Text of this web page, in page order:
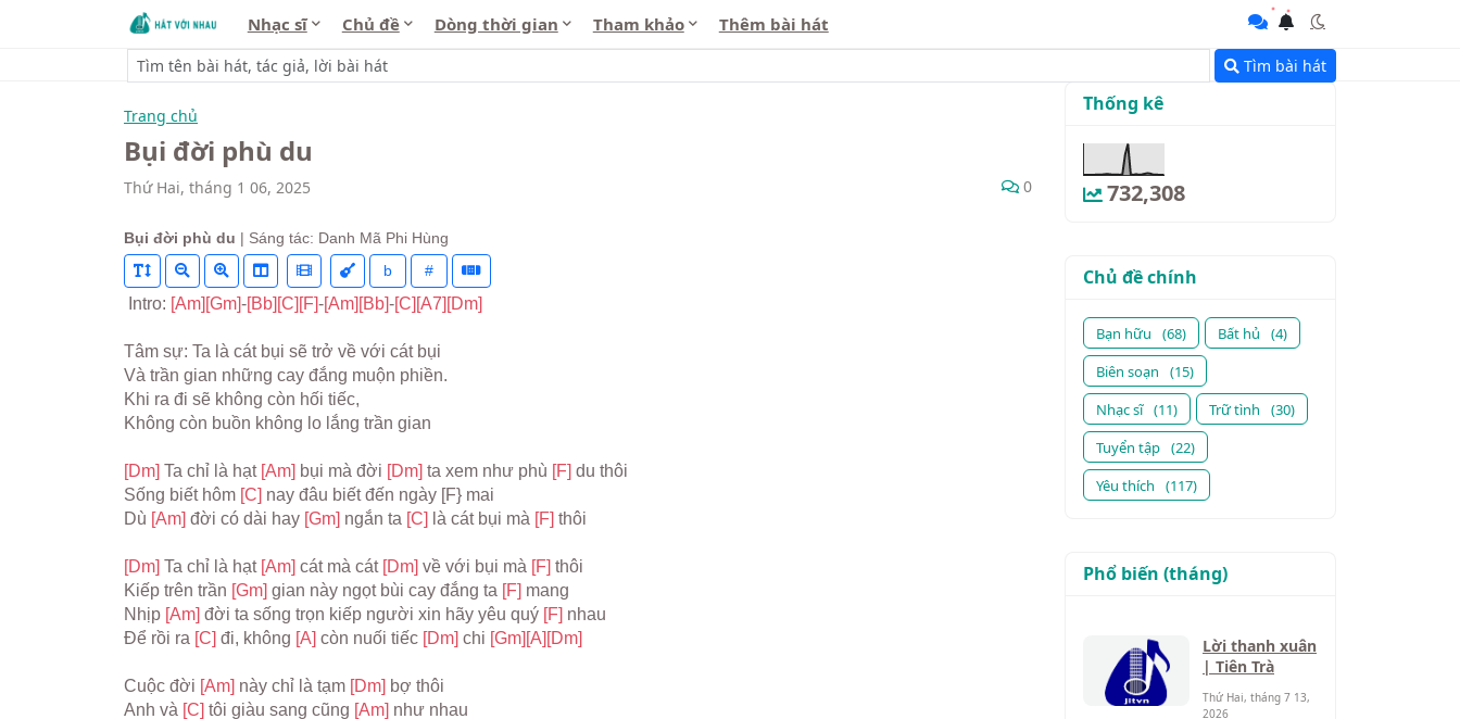
Nhạc sĩ Chủ đề Dòng thời gian Tham khảo Thêm bài hát
Tìm bài hát
Trang chủ
Bụi đời phù du
Thứ Hai, tháng 1 06, 2025 0
Bụi đời phù du | Sáng tác: Danh Mã Phi Hùng
b
#
Intro: [Am] [Gm]-[Bb] [C] [F]-[Am] [Bb]-[C] [A7] [Dm]
Tâm sự: Ta là cát bụi sẽ trở về với cát bụi
Và trần gian những cay đắng muộn phiền.
Khi ra đi sẽ không còn hối tiếc,
Không còn buồn không lo lắng trần gian
[Dm] Ta chỉ là hạt [Am] bụi mà đời [Dm] ta xem như phù [F] du thôi
Sống biết hôm [C] nay đâu biết đến ngày [F} mai
Dù [Am] đời có dài hay [Gm] ngắn ta [C] là cát bụi mà [F] thôi
[Dm] Ta chỉ là hạt [Am] cát mà cát [Dm] về với bụi mà [F] thôi
Kiếp trên trần [Gm] gian này ngọt bùi cay đắng ta [F] mang
Nhịp [Am] đời ta sống trọn kiếp người xin hãy yêu quý [F] nhau
Để rồi ra [C] đi, không [A] còn nuối tiếc [Dm] chi [Gm] [A] [Dm]
Cuộc đời [Am] này chỉ là tạm [Dm] bợ thôi
Anh và [C] tôi giàu sang cũng [Am] như nhau
Thống kê
732,308
Chủ đề chính
Bạn hữu (68) Bất hủ
(4)
Biên soạn
(15)
Nhạc sĩ (11) Trữ tình
(30)
Tuyển tập (22)
Yêu thích
(117)
Phổ biến (tháng)
Lời thanh xuân
| Tiên Trà
Thứ Hai, tháng 7 13,
2026